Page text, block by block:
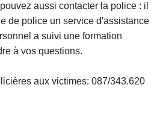
aussi contacter la police : il
de police un service d'assistance
a suivi une formation
à vos questions.
aux victimes: 087/343.620